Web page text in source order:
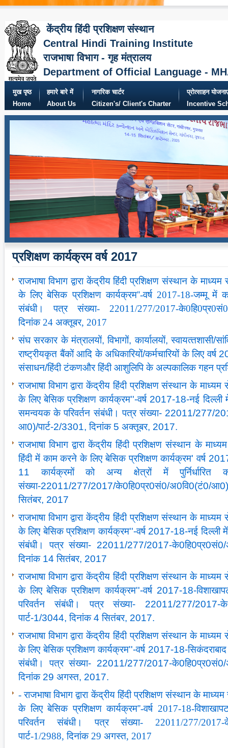
केंद्रीय हिंदी प्रशिक्षण संस्थान
Central Hindi Training Institute
राजभाषा विभाग - गृह मंत्रालय
Department of Official Language -
मुख पृष्ठ
Home
हमारे बारे में
About Us
नागरिक चार्टर
Citizen's/ Client's Charter
प्रोत्साहन
Incentive
प्रशिक्षण कार्यक्रम वर्ष 2017
राजभाषा विभाग द्वारा केंद्रीय हिंदी प्रशिक्षण संस्‍थान के
के लिए बेसिक प्रशिक्षण कार्यक्रम''-वर्ष 2017-18-जम्‍मू में
संबंधी। पत्र संख्‍या- 22011/277/2017-के0हि0प्र0सं0/
दिनांक 24 अक्‍तूबर, 2017
संघ सरकार के मंत्रालयों, विभागों, कार्यालयों, स्‍वायत्‍तशासी/
राष्‍ट्रीयकृत बैंकों आदि के अधिकारियों/कर्मचारियों के लिए वर्ष
संसाधन/हिंदी टंकणऔर हिंदी आशुलिपि के अल्पकालिक गहन
राजभाषा विभाग द्वारा केंद्रीय हिंदी प्रशिक्षण संस्‍थान के
के लिए बेसिक प्रशिक्षण कार्यक्रम''-वर्ष 2017-18-नई
समन्‍वयक के परिवर्तन संबंधी। पत्र संख्‍या- 22011/277/
आ0)/पार्ट-2/3301, दिनांक 5 अक्‍तूबर, 2017.
राजभाषा विभाग द्वारा केंद्रीय हिंदी प्रशिक्षण संस्‍थान के
हिंदी में काम करने के लिए बेसिक प्रशिक्षण कार्यक्रम' वर्ष
11 कार्यक्रमों को अन्‍य क्षेत्रों में
संख्‍या-22011/277/2017/के0हि0प्र0सं0/अ0वि0(टं0/
सितंबर, 2017
राजभाषा विभाग द्वारा केंद्रीय हिंदी प्रशिक्षण संस्‍थान के
के लिए बेसिक प्रशिक्षण कार्यक्रम''-वर्ष 2017-18-नई दिल्‍ली
संबंधी। पत्र संख्‍या- 22011/277/2017-के0हि0प्र0सं0/
दिनांक 14 सितंबर, 2017
राजभाषा विभाग द्वारा केंद्रीय हिंदी प्रशिक्षण संस्‍थान के
के लिए बेसिक प्रशिक्षण कार्यक्रम''-वर्ष 2017-18-
परिवर्तन संबंधी। पत्र संख्‍या- 22011/277/2017-
पार्ट-1/3044, दिनांक 4 सितंबर, 2017.
राजभाषा विभाग द्वारा केंद्रीय हिंदी प्रशिक्षण संस्‍थान के
के लिए बेसिक प्रशिक्षण कार्यक्रम''-वर्ष 2017-18-सिकंदराबाद
संबंधी। पत्र संख्‍या- 22011/277/2017-के0हि0प्र0सं0/
दिनांक 29 अगस्‍त, 2017.
- राजभाषा विभाग द्वारा केंद्रीय हिंदी प्रशिक्षण संस्‍थान के
के लिए बेसिक प्रशिक्षण कार्यक्रम''-वर्ष 2017-18-
परिवर्तन संबंधी। पत्र संख्‍या- 22011/277/2017-
पार्ट-1/2988, दिनांक 29 अगस्‍त, 2017